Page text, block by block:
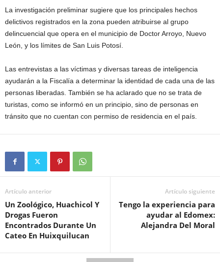
La investigación preliminar sugiere que los principales hechos
delictivos registrados en la zona pueden atribuirse al grupo
delincuencial que opera en el municipio de Doctor Arroyo, Nuevo
León, y los límites de San Luis Potosí.
Las entrevistas a las víctimas y diversas tareas de inteligencia
ayudarán a la Fiscalía a determinar la identidad de cada una de las
personas liberadas. También se ha aclarado que no se trata de
turistas, como se informó en un principio, sino de personas en
tránsito que no cuentan con permiso de residencia en el país.
Artículo anterior
Un Zoológico, Huachicol Y
Drogas Fueron
Encontrados Durante Un
Cateo En Huixquilucan
Artículo siguiente
Tengo la experiencia para
ayudar al Edomex:
Alejandra Del Moral